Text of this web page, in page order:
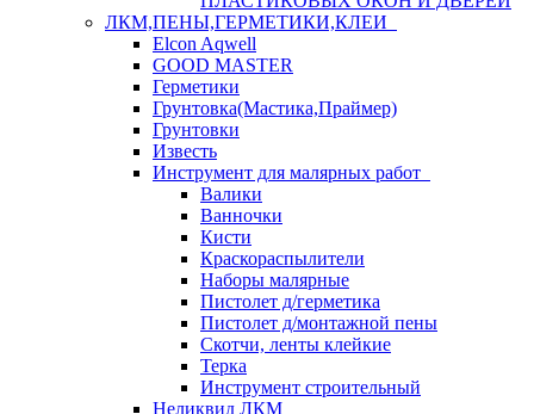
ЛКМ,ПЕНЫ,ГЕРМЕТИКИ,КЛЕИ
Elcon Aqwell
GOOD MASTER
Герметики
Грунтовка(Мастика,Праймер)
Грунтовки
Известь
Инструмент для малярных работ
Валики
Ванночки
Кисти
Краскораспылители
Наборы малярные
Пистолет д/герметика
Пистолет д/монтажной пены
Скотчи, ленты клейкие
Терка
Инструмент строительный
Неликвид ЛКМ